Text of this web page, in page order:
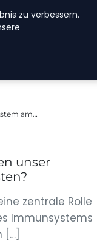
am…
unser
zentrale Rolle
Immunsystems
[…]
zu verbessern.